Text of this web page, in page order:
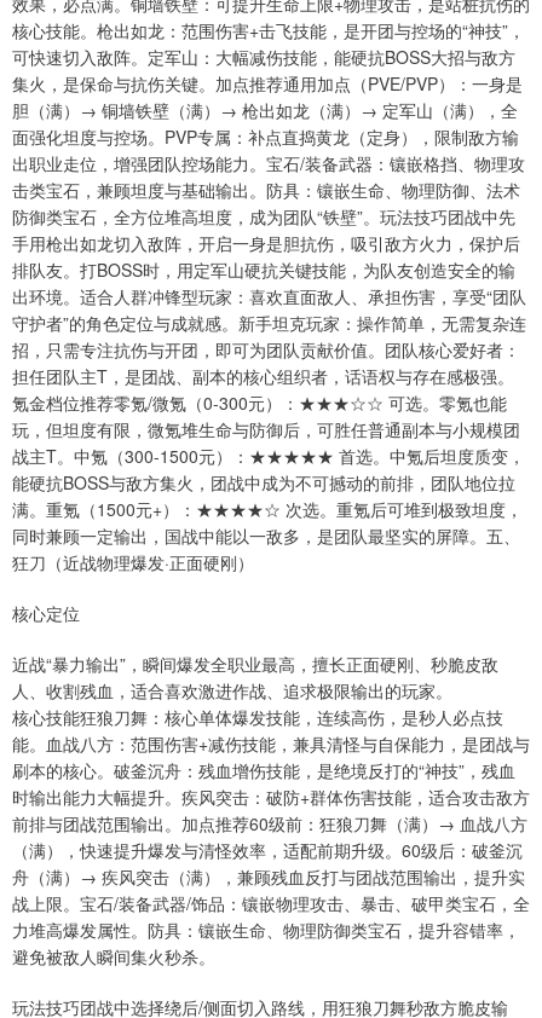
核心技能。枪出如龙：范围伤害+击飞技能，是开团与控场的“神技”，
可快速切入敌阵。定军山：大幅减伤技能，能硬抗BOSS大招与敌方
集火，是保命与抗伤关键。加点推荐通用加点（PVE/PVP）：一身是
胆（满）→ 铜墙铁壁（满）→ 枪出如龙（满）→ 定军山（满），全
面强化坦度与控场。PVP专属：补点直捣黄龙（定身），限制敌方输
出职业走位，增强团队控场能力。宝石/装备武器：镶嵌格挡、物理攻
击类宝石，兼顾坦度与基础输出。防具：镶嵌生命、物理防御、法术
防御类宝石，全方位堆高坦度，成为团队“铁壁”。玩法技巧团战中先
手用枪出如龙切入敌阵，开启一身是胆抗伤，吸引敌方火力，保护后
排队友。打BOSS时，用定军山硬抗关键技能，为队友创造安全的输
出环境。适合人群冲锋型玩家：喜欢直面敌人、承担伤害，享受“团队
守护者”的角色定位与成就感。新手坦克玩家：操作简单，无需复杂连
招，只需专注抗伤与开团，即可为团队贡献价值。团队核心爱好者：
担任团队主T，是团战、副本的核心组织者，话语权与存在感极强。
氪金档位推荐零氪/微氪（0-300元）：★★★☆☆ 可选。零氪也能
玩，但坦度有限，微氪堆生命与防御后，可胜任普通副本与小规模团
战主T。中氪（300-1500元）：★★★★★ 首选。中氪后坦度质变，
能硬抗BOSS与敌方集火，团战中成为不可撼动的前排，团队地位拉
满。重氪（1500元+）：★★★★☆ 次选。重氪后可堆到极致坦度，
同时兼顾一定输出，国战中能以一敌多，是团队最坚实的屏障。五、
狂刀（近战物理爆发·正面硬刚）
核心定位
近战“暴力输出”，瞬间爆发全职业最高，擅长正面硬刚、秒脆皮敌
人、收割残血，适合喜欢激进作战、追求极限输出的玩家。
核心技能狂狼刀舞：核心单体爆发技能，连续高伤，是秒人必点技
能。血战八方：范围伤害+减伤技能，兼具清怪与自保能力，是团战与
刷本的核心。破釜沉舟：残血增伤技能，是绝境反打的“神技”，残血
时输出能力大幅提升。疾风突击：破防+群体伤害技能，适合攻击敌方
前排与团战范围输出。加点推荐60级前：狂狼刀舞（满）→ 血战八方
（满），快速提升爆发与清怪效率，适配前期升级。60级后：破釜沉
舟（满）→ 疾风突击（满），兼顾残血反打与团战范围输出，提升实
战上限。宝石/装备武器/饰品：镶嵌物理攻击、暴击、破甲类宝石，全
力堆高爆发属性。防具：镶嵌生命、物理防御类宝石，提升容错率，
避免被敌人瞬间集火秒杀。
玩法技巧团战中选择绕后/侧面切入路线，用狂狼刀舞秒敌方脆皮输